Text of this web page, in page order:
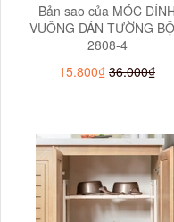
Bản sao của MÓC DÍNH
VUÔNG DÁN TƯỜNG
2808-4
15.800₫ 36.000₫